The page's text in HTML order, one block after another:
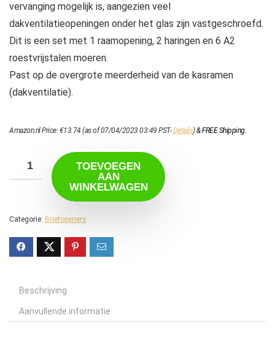
vervanging mogelijk is, aangezien veel
dakventilatieopeningen onder het glas zijn vastgeschroefd.
Dit is een set met 1 raamopening, 2 haringen en 6 A2
roestvrijstalen moeren.
Past op de overgrote meerderheid van de kasramen
(dakventilatie).
Amazon.nl Price:€13.74 (as of 07/04/2023 03:49 PST-Details)&FREE Shipping.
TOEVOEGEN
AAN
WINKELWAGEN
Categorie: Briefopeners
Beschrijving
Aanvullende informatie